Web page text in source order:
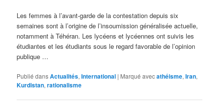
Les femmes à l’avant-garde de la contestation depuis six
semaines sont à l’origine de l’insoumission généralisée actuelle,
notamment à Téhéran. Les lycéens et lycéennes ont suivis les
étudiantes et les étudiants sous le regard favorable de l’opinion
publique …
Publié dansActualités,International | Marqué avecathéisme,Iran,
Kurdistan,rationalisme